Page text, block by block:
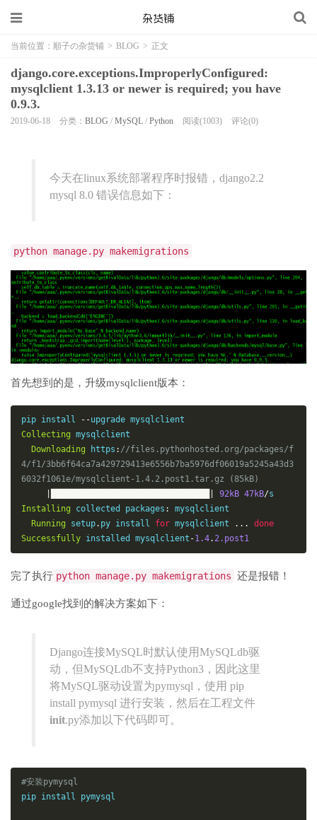
当前位置： 順子の杂货铺 > BLOG > 正文
django.core.exceptions.ImproperlyConfigured:
mysqlclient 1.3.13 or newer is required; you have
0.9.3.
2019-06-18 分类： BLOG / MySQL / Python 阅读(1003) 评论(0)
今天在linux系统部署程序时报错，django2.2
mysql 8.0 错误信息如下：
python manage.py makemigrations
首先想到的是，升级mysqlclient版本：
pip install --
Collecting mysqlclient
Downloading https : //files.pythonhosted.org/packages/f
4/f1/3bb6f64ca7a429729413e6556b7ba5976df06019a5245a43d3
6032f1061e/mysqlclient-1.4.2.post1.tar.gz (85kB)
92kB 47kB/
Installing collected packages :
mysqlclient
Running setup. py install for mysqlclient ...
done
Successfully installed mysqlclient -1.4. 2.post1
完了执行 python manage.py makemigrations 还是报错！
通过google找到的解决方案如下：
Django连接MySQL时默认使用MySQLdb驱
动，但MySQLdb不支持Python3，因此这里
将MySQL驱动设置为pymysql，使用 pip
install pymysql 进行安装，然后在工程文件
init.py添加以下代码即可。
#安装pymysql
pip install pymysql